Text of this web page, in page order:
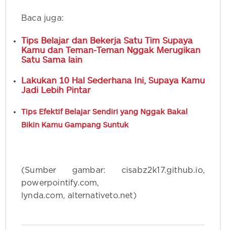
Baca juga:
Tips Belajar dan Bekerja Satu Tim Supaya
Kamu dan Teman-Teman Nggak Merugikan
Satu Sama lain
Lakukan 10 Hal Sederhana Ini, Supaya Kamu
Jadi Lebih Pintar
Tips Efektif Belajar Sendiri yang Nggak Bakal
Bikin Kamu Gampang Suntuk
(Sumber gambar: cisabz2k17.github.io,
powerpointify.com,
lynda.com, alternativeto.net)